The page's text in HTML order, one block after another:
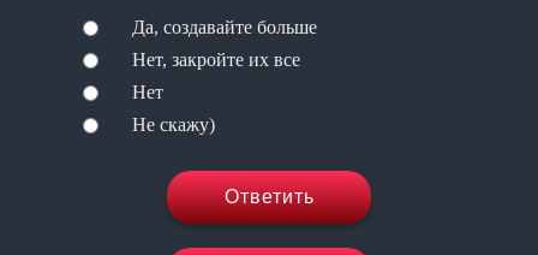
Да, создавайте больше
Нет, закройте их все
Нет
Не скажу)
Ответить